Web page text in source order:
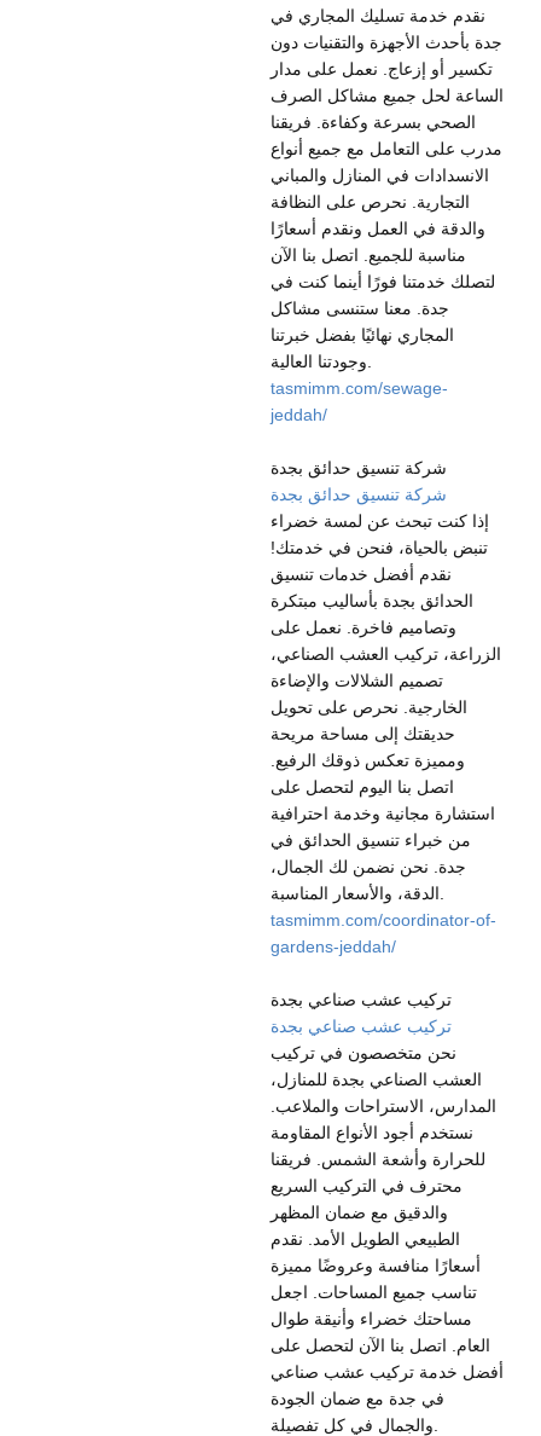
نقدم خدمة تسليك المجاري في
جدة بأحدث الأجهزة والتقنيات دون
تكسير أو إزعاج. نعمل على مدار
الساعة لحل جميع مشاكل الصرف
الصحي بسرعة وكفاءة. فريقنا
مدرب على التعامل مع جميع أنواع
الانسدادات في المنازل والمباني
التجارية. نحرص على النظافة
والدقة في العمل ونقدم أسعارًا
مناسبة للجميع. اتصل بنا الآن
لتصلك خدمتنا فورًا أينما كنت في
جدة. معنا ستنسى مشاكل
المجاري نهائيًا بفضل خبرتنا
tasmimm.com/sewage-
jeddah/
شركة تنسيق حدائق بجدة
شركة تنسيق حدائق بجدة
إذا كنت تبحث عن لمسة خضراء
تنبض بالحياة، فنحن في خدمتك!
نقدم أفضل خدمات تنسيق
الحدائق بجدة بأساليب مبتكرة
وتصاميم فاخرة. نعمل على
الزراعة، تركيب العشب الصناعي،
تصميم الشلالات والإضاءة
الخارجية. نحرص على تحويل
حديقتك إلى مساحة مريحة
ومميزة تعكس ذوقك الرفيع.
اتصل بنا اليوم لتحصل على
استشارة مجانية وخدمة احترافية
من خبراء تنسيق الحدائق في
جدة. نحن نضمن لك الجمال،
tasmimm.com/coordinator-of-
gardens-jeddah/
تركيب عشب صناعي بجدة
تركيب عشب صناعي بجدة
نحن متخصصون في تركيب
العشب الصناعي بجدة للمنازل،
المدارس، الاستراحات والملاعب.
نستخدم أجود الأنواع المقاومة
للحرارة وأشعة الشمس. فريقنا
محترف في التركيب السريع
والدقيق مع ضمان المظهر
الطبيعي الطويل الأمد. نقدم
أسعارًا منافسة وعروضًا مميزة
تناسب جميع المساحات. اجعل
مساحتك خضراء وأنيقة طوال
العام. اتصل بنا الآن لتحصل على
أفضل خدمة تركيب عشب صناعي
في جدة مع ضمان الجودة